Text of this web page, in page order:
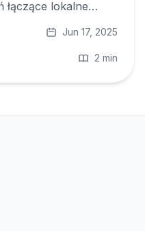
łączące lokalne
Jun 17, 2025
2 min